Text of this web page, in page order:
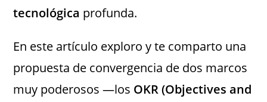
tecnológica profunda.
En este artículo exploro y te comparto una
propuesta de convergencia de dos marcos
muy poderosos —los OKR (Objectives and